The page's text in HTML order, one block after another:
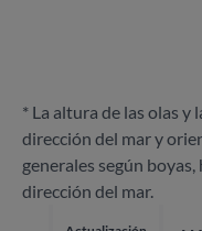
* La altura de las olas y
dirección del mar y
generales según
dirección del mar.